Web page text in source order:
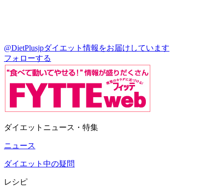
@DietPlusjpダイエット情報をお届けしています
フォローする
ダイエットニュース・特集
ニュース
ダイエット中の疑問
レシピ